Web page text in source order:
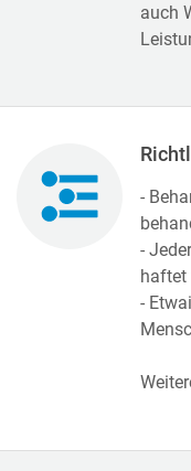
auch
-
-
haftet
-